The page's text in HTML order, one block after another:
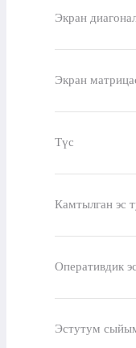
Экран
Экран
Түс
Камтылган эс
Оперативдик
Эстутум